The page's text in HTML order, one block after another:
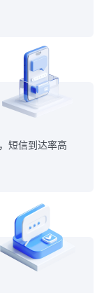
短信到达率高